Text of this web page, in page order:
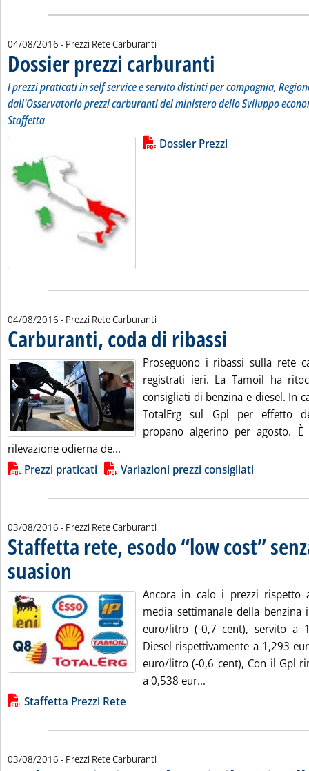
04/08/2016 - Prezzi Rete Carburanti
Dossier prezzi carburanti
I prezzi praticati in self service e servito distinti per compagnia,
dall'Osservatorio prezzi carburanti del ministero dello Sviluppo
Staffetta
Leggi tutta la notizia: 'Dossier
Lista allegati PDF alla notizia
Dossier Prezzi
04/08/2016 - Prezzi Rete Carburanti
Carburanti, coda di ribassi
Proseguono i ribassi sulla rete
registrati ieri. La Tamoil ha
consigliati di benzina e diesel. In
TotalErg sul Gpl per effetto
propano algerino per agosto.
rilevazione odierna de...
Lista allegati PDF alla notizia
Prezzi praticati Variazioni prezzi consigliati
03/08/2016 - Prezzi Rete Carburanti
Staffetta rete, esodo “low cost”
suasion
Ancora in calo i prezzi rispetto
media settimanale della benzina
euro/litro (-0,7 cent), servito a
Diesel rispettivamente a 1,293
euro/litro (-0,6 cent), Con il Gpl
a 0,538 eur...
Lista allegati PDF alla notizia
Staffetta Prezzi Rete
03/08/2016 - Prezzi Rete Carburanti